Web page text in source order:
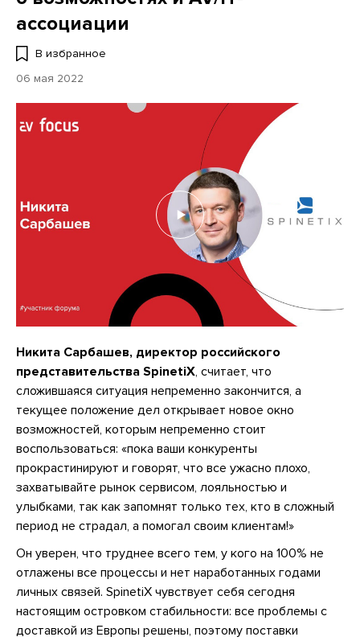
ассоциации
В избранное
06 мая 2022
Никита Сарбашев, директор российского
представительства SpinetiX, считает, что
сложившаяся ситуация непременно закончится, а
текущее положение дел открывает новое окно
возможностей, которым непременно стоит
воспользоваться: «пока ваши конкуренты
прокрастинируют и говорят, что все ужасно плохо,
захватывайте рынок сервисом, лояльностью и
улыбками, так как запомнят только тех, кто в сложный
период не страдал, а помогал своим клиентам!»
Он уверен, что труднее всего тем, у кого на 100% не
отлажены все процессы и нет наработанных годами
личных связей. SpinetiX чувствует себя сегодня
настоящим островком стабильности: все проблемы с
доставкой из Европы решены, поэтому поставки